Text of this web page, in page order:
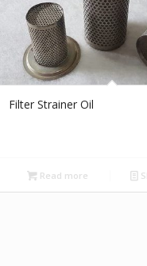
Filter Strainer Oil
Read more